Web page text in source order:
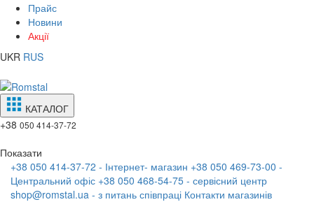
Прайс
Новини
Акції
UKR RUS
КАТАЛОГ
+38 050 414-37-72
Показати
+38 050 414-37-72 - Інтернет- магазин +38 050 469-73-00 -
Центральний офіс +38 050 468-54-75 - сервісний центр
shop@romstal.ua - з питань співпраці Контакти магазинів